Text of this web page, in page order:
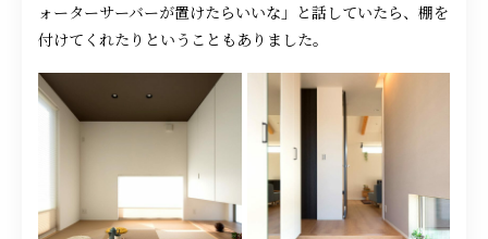
ォーターサーバーが置けたらいいな」と話していたら、棚を
付けてくれたりということもありました。